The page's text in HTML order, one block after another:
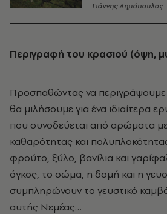
Γιάννης Δημόπουλος
Περιγραφή του κρασιού (όψη,
Προσπαθώντας να
θα μιλήσουμε για ένα ιδιαίτερα
που συνοδεύεται από αρώματα
καθαρότητας και
φρούτο, ξύλο, βανίλια και
όγκος, το σώμα, η δομή και η
συμπληρώνουν το γευστικό
αυτής Νεμέας…